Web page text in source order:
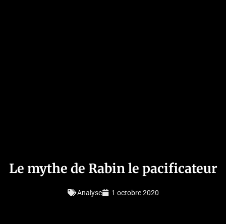
Le mythe de Rabin le pacificateur
Analyse 1 octobre 2020